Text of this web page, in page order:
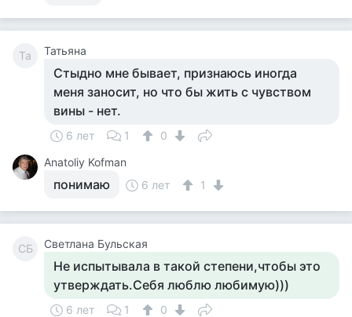
Та Татьяна
Стыдно мне бывает, признаюсь иногда
меня заносит, но что бы жить с чувством
вины - нет.
6 лет 1
0
Anatoliy Kofman
понимаю 6 лет 1
СБ Светлана Бульская
Не испытывала в такой степени,чтобы это
утверждать.Себя люблю любимую)))
6 лет 1
0